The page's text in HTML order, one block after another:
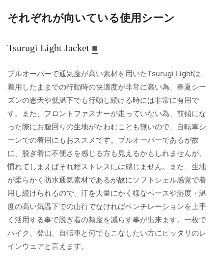
それぞれが向いている使用シーン
Tsurugi Light Jacket ■
プルオーバーで通気度が高い素材を用いたTsurugi Lightは、
着用したままでの行動時の快適度が非常に高い為、春夏シー
ズンの悪天や低温下でも行動し続ける時には非常に有用で
す。また、フロントファスナーが走っていない為、前傾にな
った際にお腹回りの生地がたわむことも無いので、自転車シ
ーンでの着用にもおススメです。プルオーバーであるが故
に、脱ぎ着に不便さを感じる方も見えるかもしれませんが、
慣れてしまえばそれ程ストレスには感じません。また、生地
が柔らかく防水通気素材であるが故にソフトシェル感覚で着
用し続けられるので、汗を大量にかく様なペースや湿度・温
度の高い気温下での山行でなければベンチレーションを上手
く活用する事で脱ぎ着の頻度を減らす事が出来ます。一枚で
ハイク、登山、自転車と何でもこなしたい方にピッタリのレ
インウェアと言えます。